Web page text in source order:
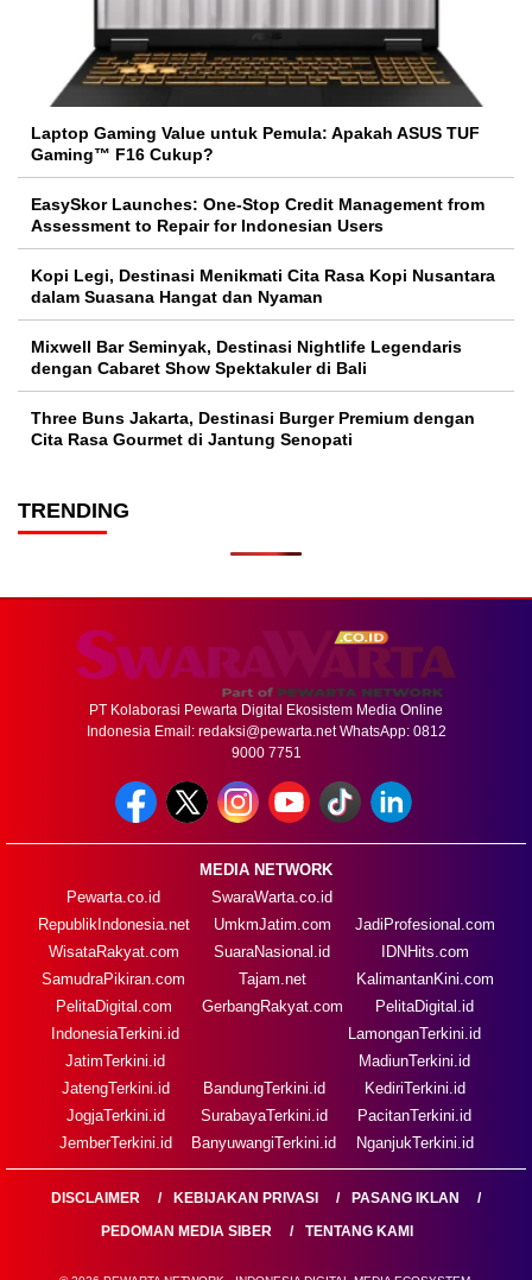
Laptop Gaming Value untuk Pemula: Apakah ASUS TUF
Gaming™ F16 Cukup?
EasySkor Launches: One-Stop Credit Management from
Assessment to Repair for Indonesian Users
Kopi Legi, Destinasi Menikmati Cita Rasa Kopi Nusantara
dalam Suasana Hangat dan Nyaman
Mixwell Bar Seminyak, Destinasi Nightlife Legendaris
dengan Cabaret Show Spektakuler di Bali
Three Buns Jakarta, Destinasi Burger Premium dengan
Cita Rasa Gourmet di Jantung Senopati
TRENDING
PT Kolaborasi Pewarta Digital Ekosistem Media Online
Indonesia Email: redaksi@pewarta.netWhatsApp: 0812
9000 7751
MEDIA NETWORK
Pewarta.co.id
RepublikIndonesia.net
WisataRakyat.com
SamudraPikiran.com
PelitaDigital.com
SwaraWarta.co.id
UmkmJatim.com
SuaraNasional.id
Tajam.net
GerbangRakyat.com
JadiProfesional.com
IDNHits.com
KalimantanKini.com
PelitaDigital.id
IndonesiaTerkini.id
JatimTerkini.id
JatengTerkini.id
JogjaTerkini.id
JemberTerkini.id
BandungTerkini.id
SurabayaTerkini.id
BanyuwangiTerkini.id
LamonganTerkini.id
MadiunTerkini.id
KediriTerkini.id
PacitanTerkini.id
NganjukTerkini.id
DISCLAIMER KEBIJAKAN PRIVASI
PASANG IKLAN
PEDOMAN MEDIA SIBER
TENTANG KAMI